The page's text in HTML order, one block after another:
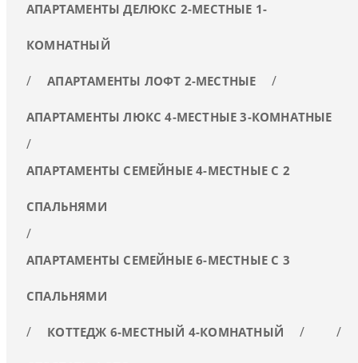
АПАРТАМЕНТЫ ДЕЛЮКС 2-МЕСТНЫЕ 1-
КОМНАТНЫЙ
АПАРТАМЕНТЫ ЛОФТ 2-МЕСТНЫЕ
АПАРТАМЕНТЫ ЛЮКС 4-МЕСТНЫЕ 3-КОМНАТНЫЕ
АПАРТАМЕНТЫ СЕМЕЙНЫЕ 4-МЕСТНЫЕ С 2
СПАЛЬНЯМИ
АПАРТАМЕНТЫ СЕМЕЙНЫЕ 6-МЕСТНЫЕ С 3
СПАЛЬНЯМИ
КОТТЕДЖ 6-МЕСТНЫЙ 4-КОМНАТНЫЙ